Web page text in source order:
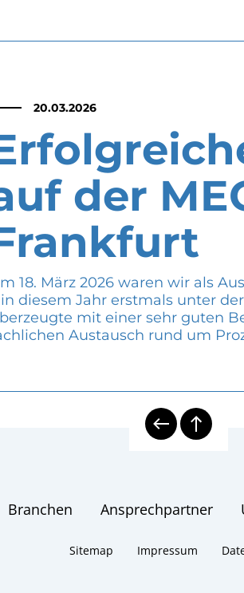
20.03.2026
der
18. März 2026 waren wir als
in diesem Jahr erstmals unter
mit einer sehr guten
Austausch rund um
Branchen Ansprechpartner
Sitemap Impressum